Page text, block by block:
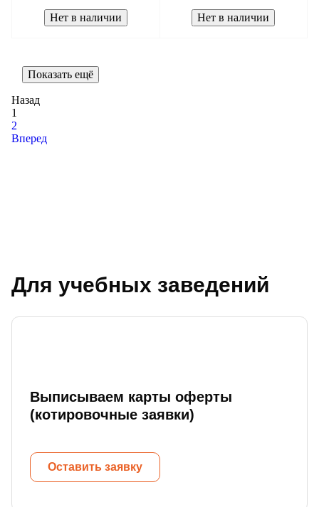
10м, красная
Нет в наличии
Нет в наличии
Показать ещё
Назад
1
2
Вперед
Для учебных заведений
Выписываем карты оферты
(котировочные заявки)
Оставить заявку